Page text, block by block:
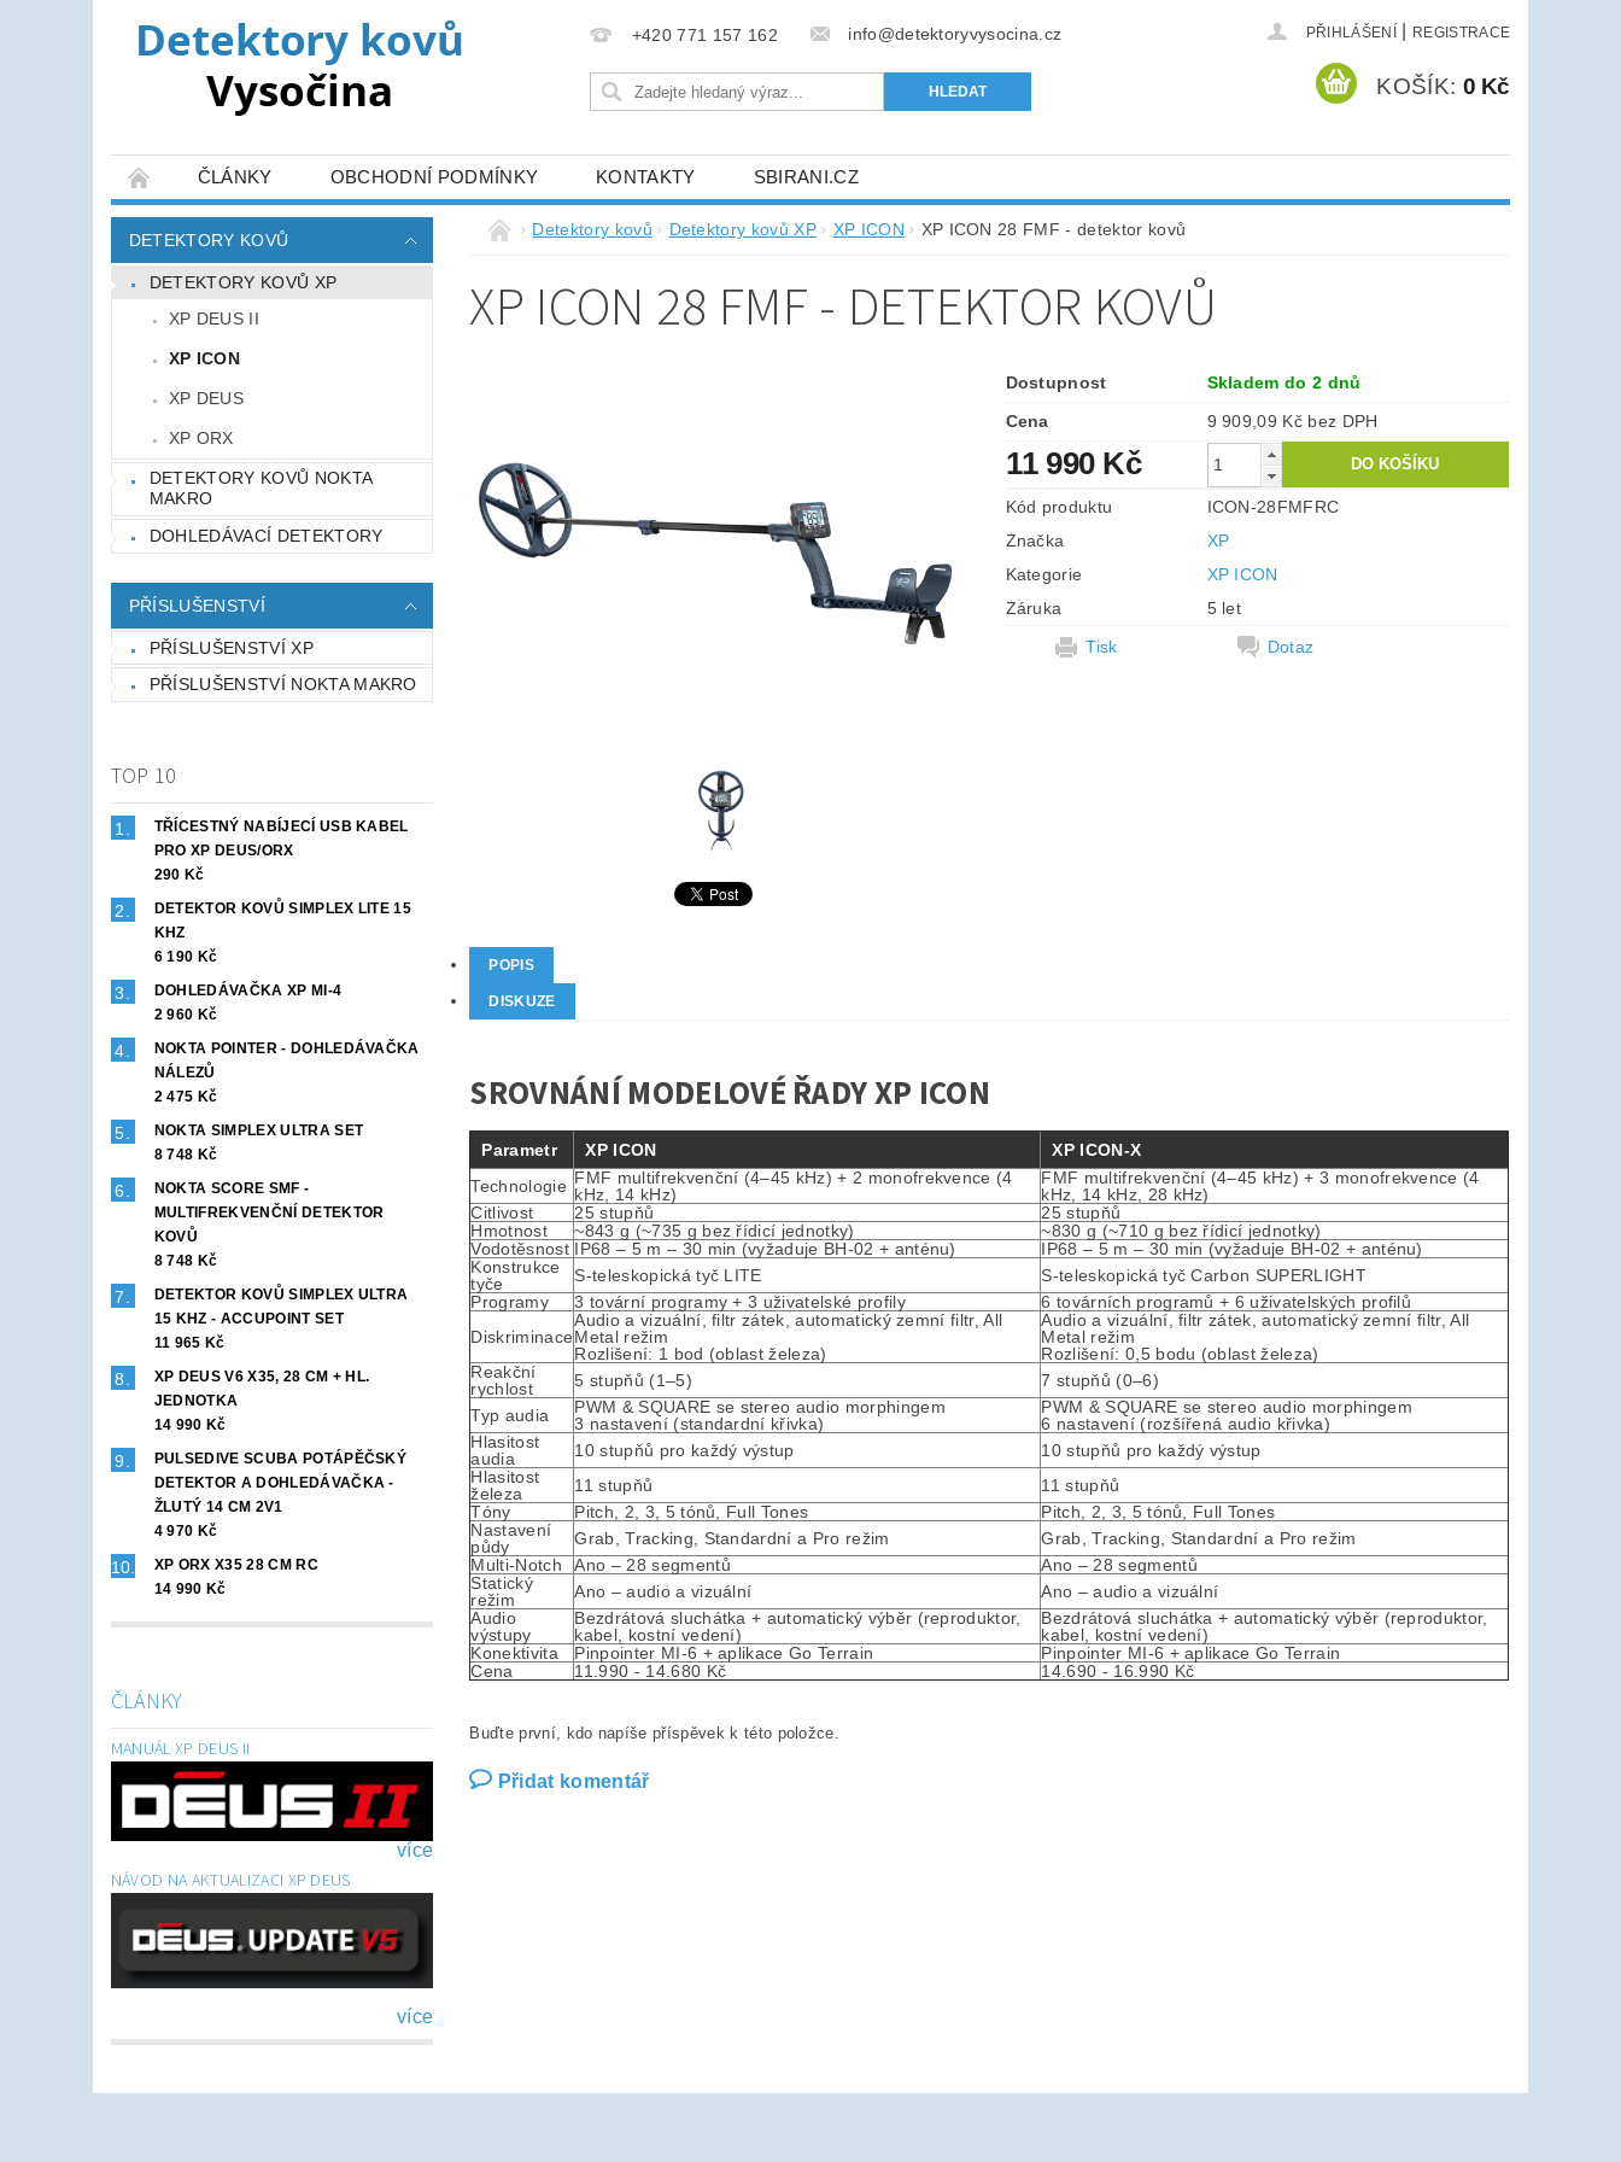
+420 771 157 162 info@detektoryvysocina.cz PŘIHLÁŠENÍ REGISTRACE
KOŠÍK: 0 Kč
ČLÁNKY OBCHODNÍ PODMÍNKY KONTAKTY SBIRANI.CZ
DETEKTORY KOVŮ
DETEKTORY KOVŮ XP
XP DEUS II
XP ICON
XP DEUS
XP ORX
DETEKTORY KOVŮ NOKTA
MAKRO
DOHLEDÁVACÍ DETEKTORY
PŘÍSLUŠENSTVÍ
PŘÍSLUŠENSTVÍ XP
PŘÍSLUŠENSTVÍ NOKTA MAKRO
TOP 10
TŘÍCESTNÝ NABÍJECÍ USB KABEL
PRO XP DEUS/ORX
290 Kč
DETEKTOR KOVŮ SIMPLEX LITE 15
KHZ
6 190 Kč
DOHLEDÁVAČKA XP MI-4
2 960 Kč
NOKTA POINTER - DOHLEDÁVAČKA
NÁLEZŮ
2 475 Kč
NOKTA SIMPLEX ULTRA SET
8 748 Kč
NOKTA SCORE SMF -
MULTIFREKVENČNÍ DETEKTOR
KOVŮ
8 748 Kč
DETEKTOR KOVŮ SIMPLEX ULTRA
15 KHZ - ACCUPOINT SET
11 965 Kč
XP DEUS V6 X35, 28 CM + HL.
JEDNOTKA
14 990 Kč
PULSEDIVE SCUBA POTÁPĚČSKÝ
DETEKTOR A DOHLEDÁVAČKA -
ŽLUTÝ 14 CM 2V1
4 970 Kč
XP ORX X35 28 CM RC
14 990 Kč
ČLÁNKY
MANUÁL XP DEUS II
více
NÁVOD NA AKTUALIZACI XP DEUS
více
Detektory kovů Detektory kovů XP XP ICON XP ICON 28 FMF - detektor kovů
XP ICON 28 FMF - DETEKTOR KOVŮ
Dostupnost
Skladem do 2 dnů
Cena
9 909,09 Kč bez DPH
11 990 Kč
Kód produktu
ICON-28FMFRC
Značka
XP
Kategorie
XP ICON
Záruka
5 let
Tisk
Dotaz
POPIS
DISKUZE
SROVNÁNÍ MODELOVÉ ŘADY XP ICON
Parametr XP ICON
XP ICON-X
Technologie FMF multifrekvenční (4–45 kHz) + 2 monofrekvence (4
kHz, 14 kHz)
FMF multifrekvenční (4–45 kHz) + 3 monofrekvence (4
kHz, 14 kHz, 28 kHz)
Citlivost
25 stupňů
25 stupňů
Hmotnost
~843 g (~735 g bez řídicí jednotky)
~830 g (~710 g bez řídicí jednotky)
Vodotěsnost IP68 – 5 m – 30 min (vyžaduje BH-02 + anténu)
IP68 – 5 m – 30 min (vyžaduje BH-02 + anténu)
Konstrukce
tyče
S-teleskopická tyč LITE
S-teleskopická tyč Carbon SUPERLIGHT
Programy
3 tovární programy + 3 uživatelské profily
6 továrních programů + 6 uživatelských profilů
Diskriminace
Audio a vizuální, filtr zátek, automatický zemní filtr, All
Metal režim
Rozlišení: 1 bod (oblast železa)
Audio a vizuální, filtr zátek, automatický zemní filtr, All
Metal režim
Rozlišení: 0,5 bodu (oblast železa)
Reakční
rychlost
5 stupňů (1–5)
7 stupňů (0–6)
Typ audia
PWM & SQUARE se stereo audio morphingem
3 nastavení (standardní křivka)
PWM & SQUARE se stereo audio morphingem
6 nastavení (rozšířená audio křivka)
Hlasitost
audia
10 stupňů pro každý výstup
10 stupňů pro každý výstup
Hlasitost
železa
11 stupňů
11 stupňů
Tóny
Pitch, 2, 3, 5 tónů, Full Tones
Pitch, 2, 3, 5 tónů, Full Tones
Nastavení
půdy
Grab, Tracking, Standardní a Pro režim
Grab, Tracking, Standardní a Pro režim
Multi-Notch
Ano – 28 segmentů
Ano – 28 segmentů
Statický
režim
Ano – audio a vizuální
Ano – audio a vizuální
Audio
výstupy
Bezdrátová sluchátka + automatický výběr (reproduktor,
kabel, kostní vedení)
Bezdrátová sluchátka + automatický výběr (reproduktor,
kabel, kostní vedení)
Konektivita
Pinpointer MI-6 + aplikace Go Terrain
Pinpointer MI-6 + aplikace Go Terrain
Cena
11.990 - 14.680 Kč 14.690 - 16.990 Kč
Buďte první, kdo napíše příspěvek k této položce.
Přidat komentář